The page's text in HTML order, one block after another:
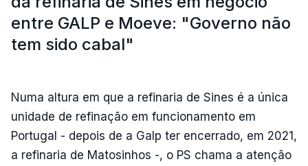
entre GALP e Moeve: "Governo não
tem sido cabal"
Numa altura em que a refinaria de Sines é a única
unidade de refinação em funcionamento em
Portugal - depois de a Galp ter encerrado, em 2021,
a refinaria de Matosinhos -, o PS chama a atenção